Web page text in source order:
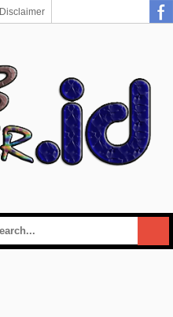
Disclaimer